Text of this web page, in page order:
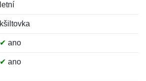
letní
kšiltovka
✔ ano
✔ ano